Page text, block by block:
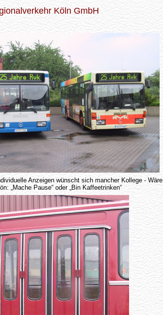
Köln GmbH
Anzeigen wünscht sich mancher Kollege - Wäre
„Mache Pause“ oder „Bin Kaffeetrinken“